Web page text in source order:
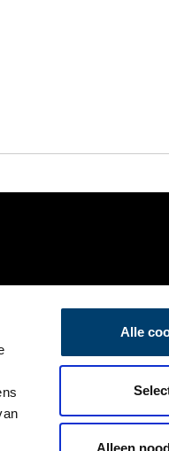
Alle
Alleen